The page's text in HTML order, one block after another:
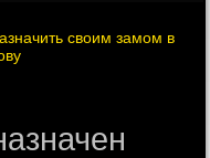
своим замом в